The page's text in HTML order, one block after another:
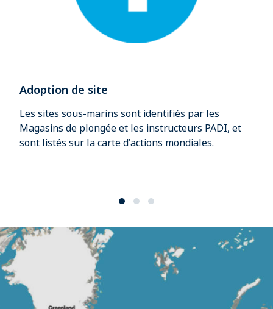
Adoption de site
Les sites sous-marins sont identifiés par les
Magasins de plongée et les instructeurs PADI, et
sont listés sur la carte d'actions mondiales. ​